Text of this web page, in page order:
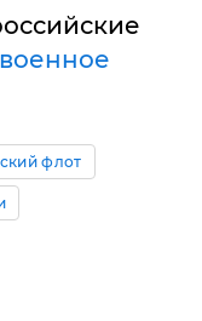
военное
флот